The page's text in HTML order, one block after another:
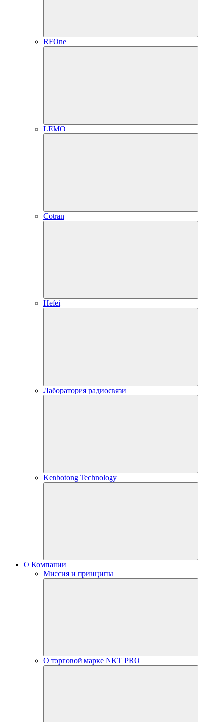
RFOne
LEMO
Cotran
Hefei
Лаборатория радиосвязи
Kenbotong Technology
О Компании
Миссия и принципы
О торговой марке NKT PRO